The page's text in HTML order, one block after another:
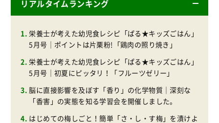
リアルタイムランキング
栄養士が考えた幼児食レシピ「ぱる★キッズごはん」
5月号｜ポイントは片栗粉!「鶏肉の照り焼き」
栄養士が考えた幼児食レシピ「ぱる★キッズごはん」
5月号｜初夏にピッタリ！「フルーツゼリー」
脳に直接影響を及ぼす「香り」の化学物質｜深刻な
「香害」の実態を知る学習会を開催しました。
はじめての梅しごと！簡単「さ・し・す梅」を漬けよ